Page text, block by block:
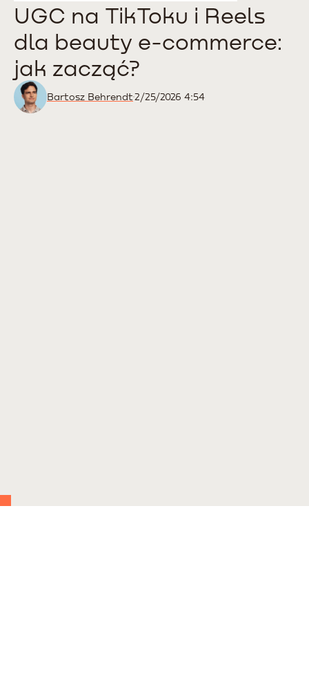
UGC na TikToku i Reels
dla beauty e-commerce:
jak zacząć?
Bartosz Behrendt2/25/2026 4:54